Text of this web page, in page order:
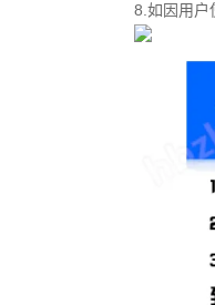
8.如因用户